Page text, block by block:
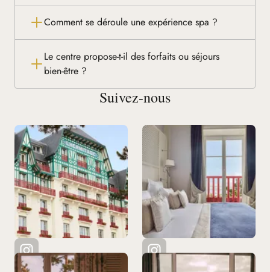
Comment se déroule une expérience spa ?
Le centre propose-t-il des forfaits ou séjours
bien-être ?
Suivez-nous